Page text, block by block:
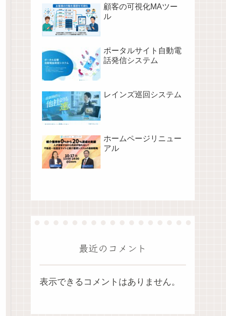
顧客の可視化MAツー
ル
ポータルサイト自動電
話発信システム
レインズ巡回システム
ホームページリニュー
アル
最近のコメント
表示できるコメントはありません。